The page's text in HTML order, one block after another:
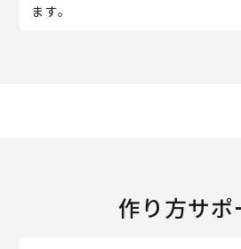
ます。
作り方サポ